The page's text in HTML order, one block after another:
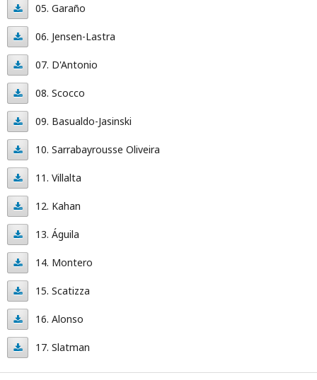
Merele
05. Garaño
05.
Garaño
06. Jensen-Lastra
06.
Jensen-
Lastra
07. D'Antonio
07.
D'Antonio
08. Scocco
08.
Scocco
09. Basualdo-Jasinski
09.
Basualdo-
Jasinski
10. Sarrabayrousse Oliveira
10.
Sarrabayrousse
Oliveira
11. Villalta
11.
Villalta
12. Kahan
12.
Kahan
13. Águila
13.
Águila
14. Montero
14.
Montero
15. Scatizza
15.
Scatizza
16. Alonso
16.
17. Slatman
17.